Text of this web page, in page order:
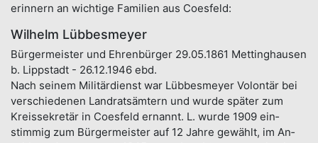
erinnern an wich­tige Fami­lien aus Coes­feld:
Wilhelm Lübbesmeyer
Bürger­meister und Ehren­bürger 29.05.1861 Mettinghausen
b. Lippstadt - 26.12.1946 ebd.
Nach seinem Militär­dienst war Lübbesmeyer Volon­tär bei
ver­schiedenen Land­rats­ämtern und wurde spä­ter zum
Kreis­sekretär in Coes­feld ernannt. L. wurde 1909 ein­
stimmig zum Bürger­meister auf 12 Jahre ge­wählt, im An­